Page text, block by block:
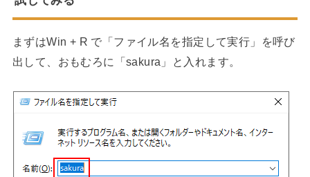
まずはWin + R で「ファイル名を指定して実行」を呼び
出して、おもむろに「sakura」と入れます。